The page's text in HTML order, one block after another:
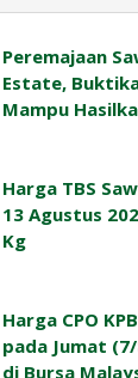
Peremajaan
Estate,
Mampu
Harga TBS
13 Agustus
Kg
Harga CPO
pada Jumat
di Bursa